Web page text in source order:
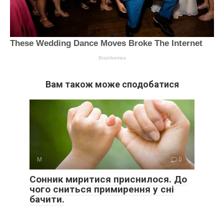
Вам також може сподобатися
М 0
Сонник миритися приснилося. До
чого сниться примирення у сні
бачити.